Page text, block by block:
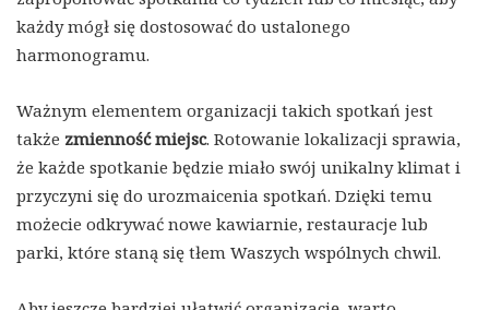
każdy mógł się dostosować do ustalonego
harmonogramu.
Ważnym elementem organizacji takich spotkań jest
także zmienność miejsc. Rotowanie lokalizacji sprawia,
że każde spotkanie będzie miało swój unikalny klimat i
przyczyni się do urozmaicenia spotkań. Dzięki temu
możecie odkrywać nowe kawiarnie, restauracje lub
parki, które staną się tłem Waszych wspólnych chwil.